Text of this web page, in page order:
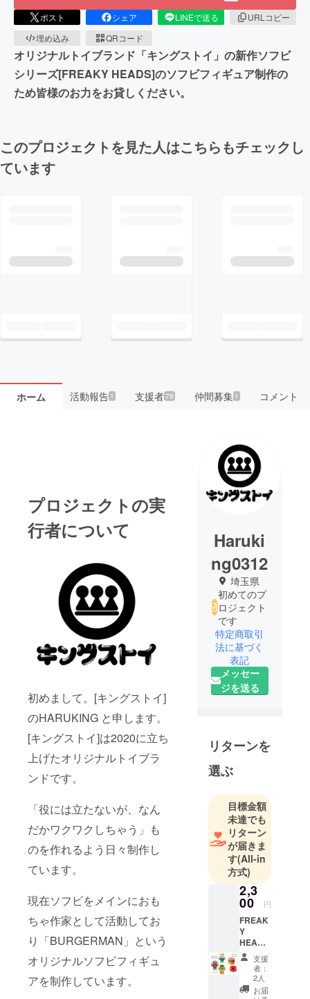
ポスト シェア LINEで送る
URLコピー
埋め込み
QRコード
オリジナルトイブランド「キングストイ」の新作ソフビ
シリーズ[FREAKY HEADS]のソフビフィギュア制作の
ため皆様のお力をお貸しください。
このプロジェクトを見た人はこちらもチェックし
ています
ホーム 活動報告1 支援者78 仲間募集 1 コメント
プロジェクトの実
行者について
初めまして。[キングストイ]
のHARUKING と申します。
[キングストイ]は2020に立ち
上げたオリジナルトイブラ
ンドです。
「役には立たないが、なん
だかワクワクしちゃう」も
のを作れるよう日々制作し
ています。
現在ソフビをメインにおも
ちゃ作家として活動してお
り「BURGERMAN」という
オリジナルソフビフィギュ
アを制作しています。
Haruki
ng0312
埼玉県
初めてのプ
ロジェクト
です
特定商取引
法に基づく
表記
メッセー
ジを送る
リターンを
選ぶ
目標金額
未達でも
リターン
が届きま
す(All-in
方式)
2,3
00 円
FREAK
Y
HEADS
ステッ
カー
セット
&BURG
支援
者：
2人
お届